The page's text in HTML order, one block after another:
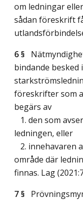
om ledningar
sådan föreskrift
6 §
bindande
föreskrifter som
begärs av
1. den som
ledningen, eller
2. innehavaren
område där
finnas. Lag
7 §